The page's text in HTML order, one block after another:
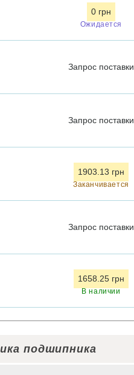
0 грн
Ожидается
Запрос поставки
Запрос поставки
1903.13 грн
Заканчивается
Запрос поставки
1658.25 грн
В наличии
подшипника